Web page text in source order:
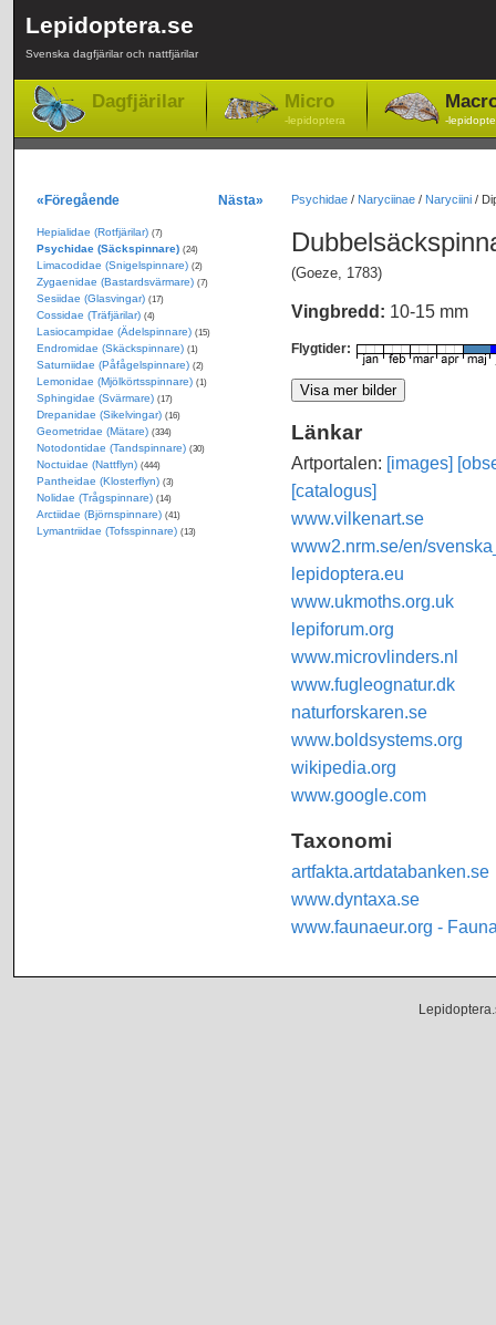
Lepidoptera.se
Svenska dagfjärilar och nattfjärilar
Dagfjärilar Micro
-lepidoptera -
Psychidae/ Naryciinae/ Naryciini/
(Goeze, 1783)
Vingbredd: 10-15 mm
Flygtider:
Länkar
Artportalen: [images]
[catalogus]
www.vilkenart.se
www2.nrm.se/en/
lepidoptera.eu
www.ukmoths.org.uk
lepiforum.org
www.microvlinders.nl
www.fugleognatur.dk
naturforskaren.se
www.boldsystems.org
wikipedia.org
www.google.com
Taxonomi
artfakta.artdatabanken.se
www.dyntaxa.se
www.faunaeur.org -
«Föregående Nästa»
Hepialidae (Rotfjärilar) (7)
Psychidae (Säckspinnare) (24)
Limacodidae (Snigelspinnare) (2)
Zygaenidae (Bastardsvärmare) (7)
Sesiidae (Glasvingar) (17)
Cossidae (Träfjärilar) (4)
Lasiocampidae (Ädelspinnare) (15)
Endromidae (Skäckspinnare) (1)
Saturniidae (Påfågelspinnare) (2)
Lemonidae (Mjölkörtsspinnare) (1)
Sphingidae (Svärmare) (17)
Drepanidae (Sikelvingar) (16)
Geometridae (Mätare) (334)
Notodontidae (Tandspinnare) (30)
Noctuidae (Nattflyn) (444)
Pantheidae (Klosterflyn) (3)
Nolidae (Trågspinnare) (14)
Arctiidae (Björnspinnare) (41)
Lymantriidae (Tofsspinnare) (13)